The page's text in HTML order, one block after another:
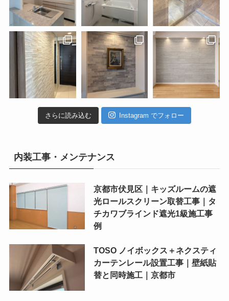
さらに読み込む Instagram でフォロー
内装工事・メンテナンス
京都市伏見区｜キッズルームの遮
光ロールスクリーン取替工事｜タ
チカワブラインド遮光1級施工事
例
TOSO ノイボックス＋ネクスティ
カーテンレール設置工事｜壁紙貼
替と同時施工｜京都市